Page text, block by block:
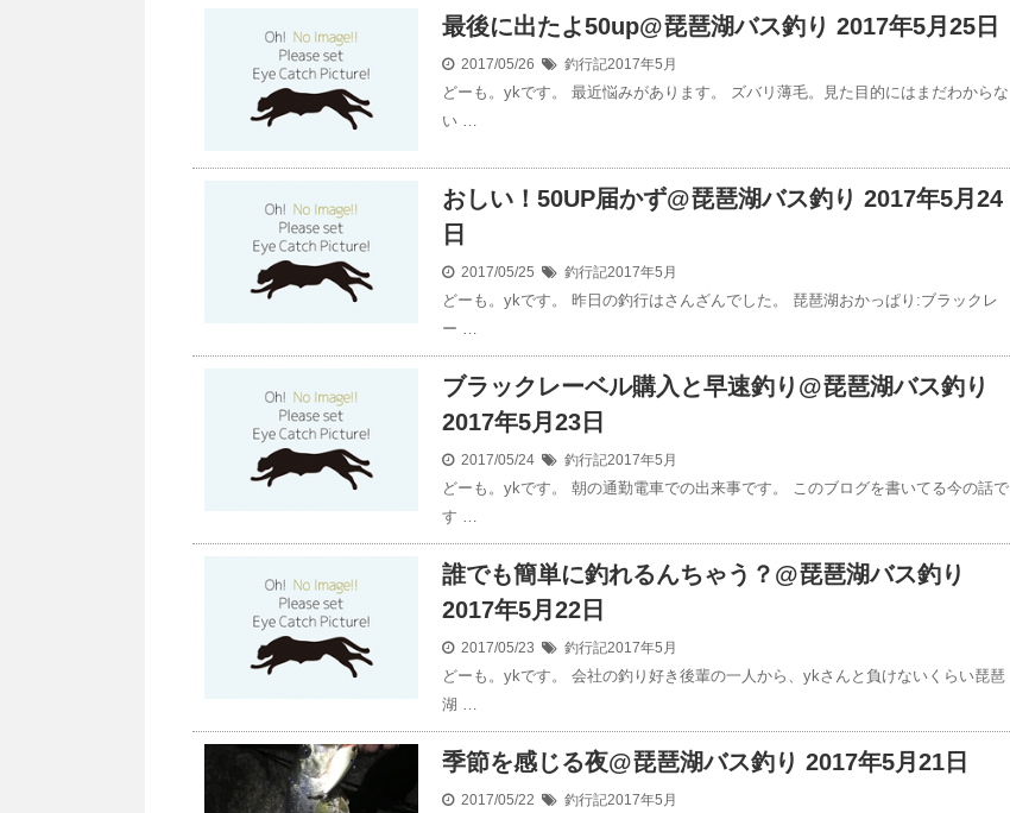
最後に出たよ50up@琵琶湖バス釣り 2017年5月25日
2017/05/26 釣行記2017年5月
どーも。ykです。 最近悩みがあります。 ズバリ薄毛。見た目的にはまだわからな
い …
おしい！50UP届かず@琵琶湖バス釣り 2017年5月24
日
2017/05/25 釣行記2017年5月
どーも。ykです。 昨日の釣行はさんざんでした。 琵琶湖おかっぱり:ブラックレ
ー …
ブラックレーベル購入と早速釣り@琵琶湖バス釣り
2017年5月23日
2017/05/24 釣行記2017年5月
どーも。ykです。 朝の通勤電車での出来事です。 このブログを書いてる今の話で
す …
誰でも簡単に釣れるんちゃう？@琵琶湖バス釣り
2017年5月22日
2017/05/23 釣行記2017年5月
どーも。ykです。 会社の釣り好き後輩の一人から、ykさんと負けないくらい琵琶
湖 …
季節を感じる夜@琵琶湖バス釣り 2017年5月21日
2017/05/22 釣行記2017年5月